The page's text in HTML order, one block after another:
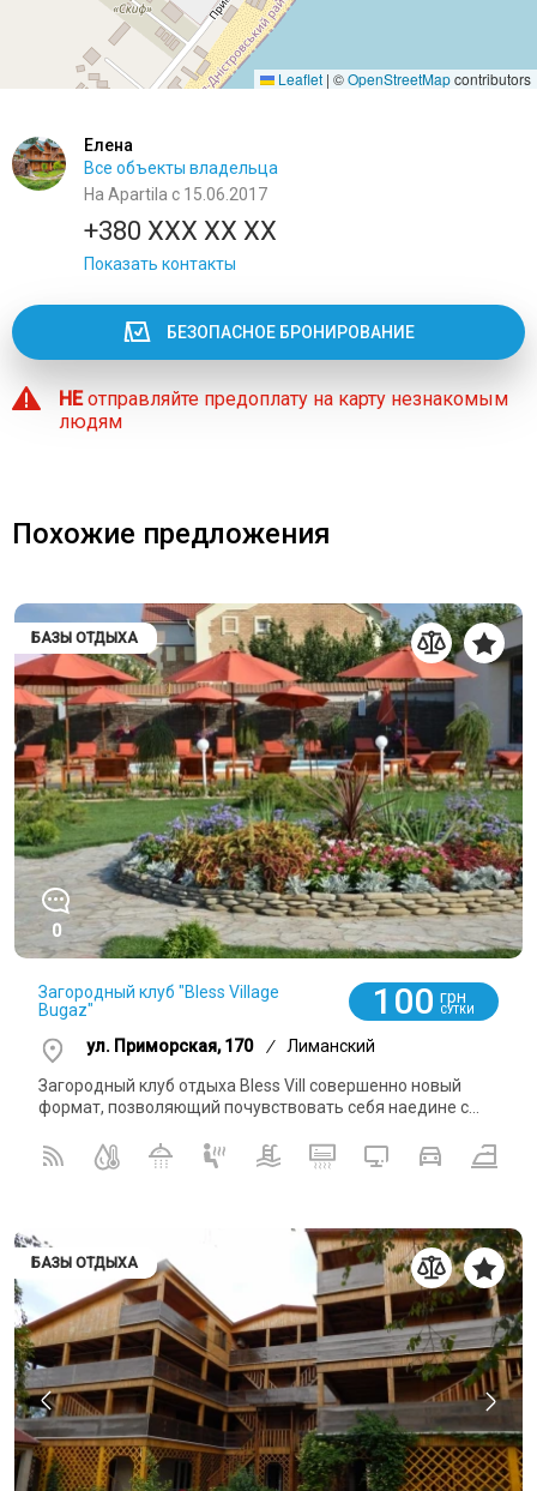
Leaflet | ©OpenStreetMapcontributors
Елена
Все объекты владельца
На Apartila с 15.06.2017
+380 XXX XX XX
Показать контакты
БЕЗОПАСНОЕ БРОНИРОВАНИЕ
НЕотправляйте предоплату на карту незнакомым
людям
Похожие предложения
БАЗЫ ОТДЫХА
0
Загородный клуб "Bless Village
Bugaz"
100 грн
СУТКИ
ул. Приморская, 170 / Лиманский
Загородный клуб отдыха Bless Vill совершенно новый
формат, позволяющий почувствовать себя наедине с...
БАЗЫ ОТДЫХА